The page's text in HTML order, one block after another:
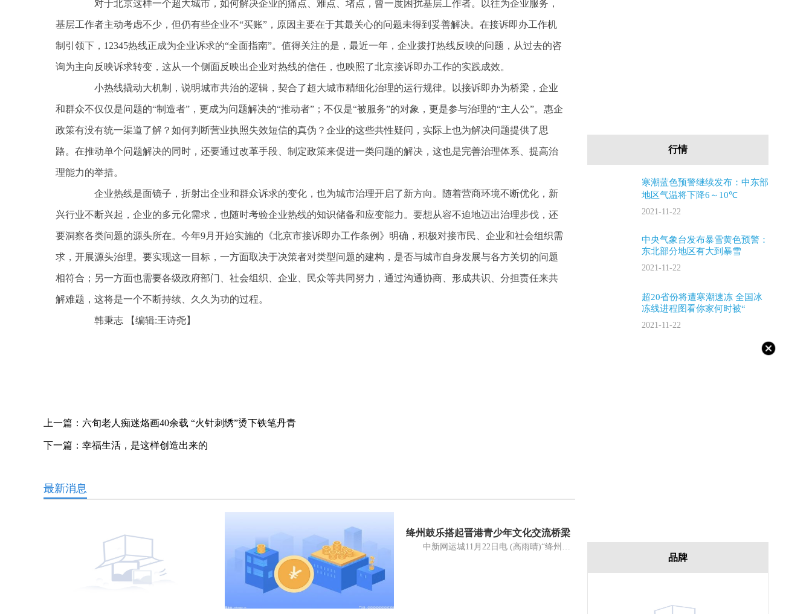
对于北京这样一个超大城市，如何解决企业的痛点、难点、堵点，曾一度困扰基层工作者。以往为企业服务，
基层工作者主动考虑不少，但仍有些企业不“买账”，原因主要在于其最关心的问题未得到妥善解决。在接诉即办工作机
制引领下，12345热线正成为企业诉求的“全面指南”。值得关注的是，最近一年，企业拨打热线反映的问题，从过去的咨
询为主向反映诉求转变，这从一个侧面反映出企业对热线的信任，也映照了北京接诉即办工作的实践成效。
小热线撬动大机制，说明城市共治的逻辑，契合了超大城市精细化治理的运行规律。以接诉即办为桥梁，企业
和群众不仅仅是问题的“制造者”，更成为问题解决的“推动者”；不仅是“被服务”的对象，更是参与治理的“主人公”。惠企
政策有没有统一渠道了解？如何判断营业执照失效短信的真伪？企业的这些共性疑问，实际上也为解决问题提供了思
路。在推动单个问题解决的同时，还要通过改革手段、制定政策来促进一类问题的解决，这也是完善治理体系、提高治
理能力的举措。
企业热线是面镜子，折射出企业和群众诉求的变化，也为城市治理开启了新方向。随着营商环境不断优化，新
兴行业不断兴起，企业的多元化需求，也随时考验企业热线的知识储备和应变能力。要想从容不迫地迈出治理步伐，还
要洞察各类问题的源头所在。今年9月开始实施的《北京市接诉即办工作条例》明确，积极对接市民、企业和社会组织需
求，开展源头治理。要实现这一目标，一方面取决于决策者对类型问题的建构，是否与城市自身发展与各方关切的问题
相符合；另一方面也需要各级政府部门、社会组织、企业、民众等共同努力，通过沟通协商、形成共识、分担责任来共
解难题，这将是一个不断持续、久久为功的过程。
韩秉志 【编辑:王诗尧】
上一篇： 六旬老人痴迷烙画40余载 “火针刺绣”烫下铁笔丹青
下一篇： 幸福生活，是这样创造出来的
最新消息
绛州鼓乐搭起晋港青少年文化交流桥梁
中新网运城11月22日电 (高雨晴)“绛州鼓乐为山西新绛与香港的青少年搭起一座文化交流桥梁。”山西绛州鼓乐艺术团团长杨丁洪22日接受记
行情
寒潮蓝色预警继续发布：中东部
地区气温将下降6～10℃
2021-11-22
中央气象台发布暴雪黄色预警：
东北部分地区有大到暴雪
2021-11-22
超20省份将遭寒潮速冻 全国冰
冻线进程图看你家何时被“
2021-11-22
品牌